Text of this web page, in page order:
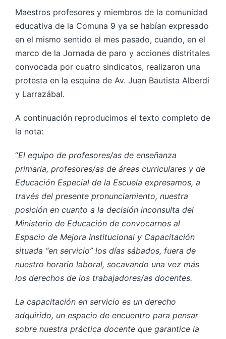
Maestros profesores y miembros de la comunidad
educativa de la Comuna 9 ya se habían expresado
en el mismo sentido el mes pasado, cuando, en el
marco de la Jornada de paro y acciones distritales
convocada por cuatro sindicatos, realizaron una
protesta en la esquina de Av. Juan Bautista Alberdi
y Larrazábal.
A continuación reproducimos el texto completo de
la nota:
“El equipo de profesores/as de enseñanza
primaria, profesores/as de áreas curriculares y de
Educación Especial de la Escuela expresamos, a
través del presente pronunciamiento, nuestra
posición en cuanto a la decisión inconsulta del
Ministerio de Educación de convocarnos al
Espacio de Mejora Institucional y Capacitación
situada “en servicio” los días sábados, fuera de
nuestro horario laboral, socavando una vez más
los derechos de los trabajadores/as docentes.
La capacitación en servicio es un derecho
adquirido, un espacio de encuentro para pensar
sobre nuestra práctica docente que garantice la